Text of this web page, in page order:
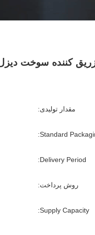
کننده سوخت دیزل
مقدار تولیدی:
Standard
Delivery Period:
روش پرداخت:
Supply Capacity: